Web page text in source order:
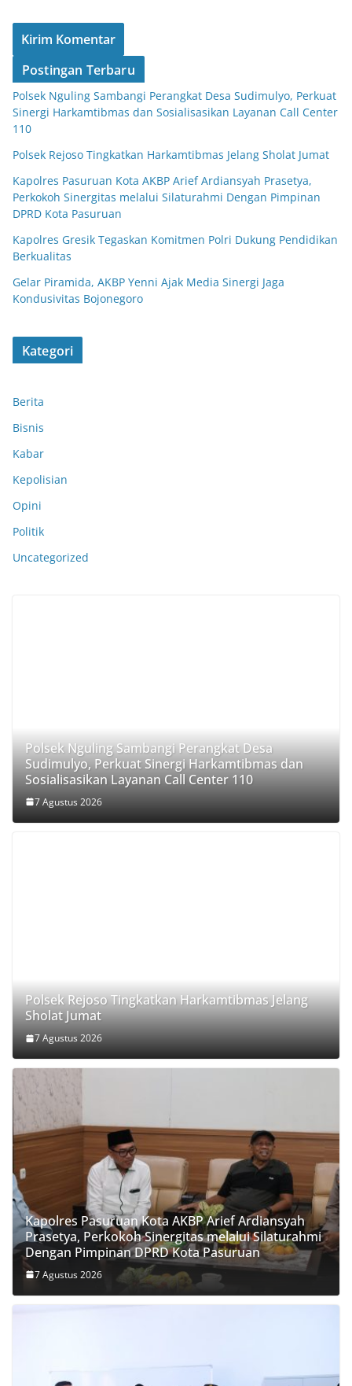
Postingan Terbaru
Polsek Nguling Sambangi Perangkat Desa Sudimulyo, Perkuat
Sinergi Harkamtibmas dan Sosialisasikan Layanan Call Center
110
Polsek Rejoso Tingkatkan Harkamtibmas Jelang Sholat Jumat
Kapolres Pasuruan Kota AKBP Arief Ardiansyah Prasetya,
Perkokoh Sinergitas melalui Silaturahmi Dengan Pimpinan
DPRD Kota Pasuruan
Kapolres Gresik Tegaskan Komitmen Polri Dukung Pendidikan
Berkualitas
Gelar Piramida, AKBP Yenni Ajak Media Sinergi Jaga
Kondusivitas Bojonegoro
Kategori
Berita
Bisnis
Kabar
Kepolisian
Opini
Politik
Uncategorized
Polsek Nguling Sambangi Perangkat Desa
Sudimulyo, Perkuat Sinergi Harkamtibmas dan
Sosialisasikan Layanan Call Center 110
7 Agustus 2026
Polsek Rejoso Tingkatkan Harkamtibmas Jelang
Sholat Jumat
7 Agustus 2026
Kapolres Pasuruan Kota AKBP Arief Ardiansyah
Prasetya, Perkokoh Sinergitas melalui Silaturahmi
Dengan Pimpinan DPRD Kota Pasuruan
7 Agustus 2026